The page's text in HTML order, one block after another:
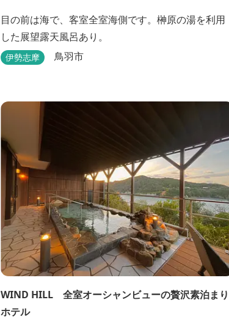
目の前は海で、客室全室海側です。榊原の湯を利用
した展望露天風呂あり。
伊勢志摩 鳥羽市
WIND HILL 全室オーシャンビューの贅沢素泊まり
ホテル